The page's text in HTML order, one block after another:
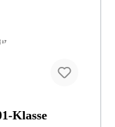
Klasse